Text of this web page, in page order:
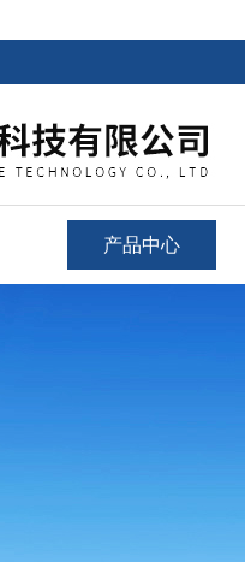
产品中心